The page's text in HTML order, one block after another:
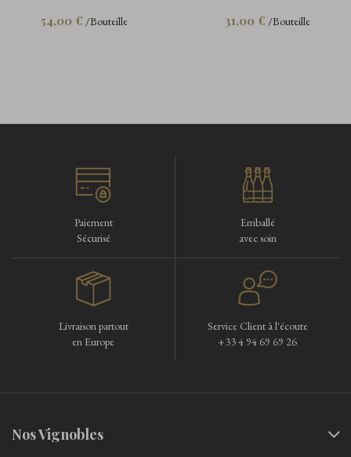
54,00 € /Bouteille 31,00 € /Bouteille
Paiement
Sécurisé
Emballé
avec soin
Livraison partout
en Europe
Service Client à l'écoute
+33 4 94 69 69 26
Nos Vignobles